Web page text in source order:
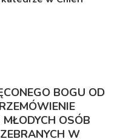
BOGU OD
OSÓB
W